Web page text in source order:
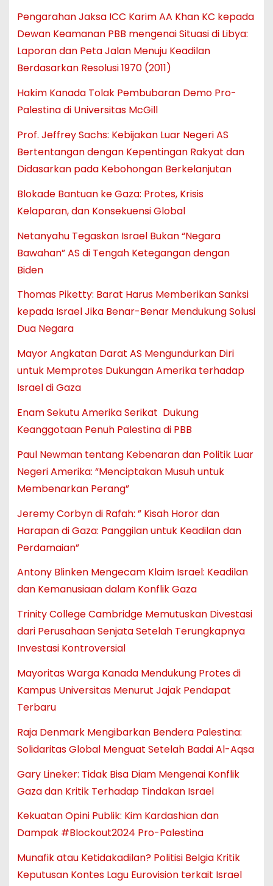
Pengarahan Jaksa ICC Karim AA Khan KC kepada
Dewan Keamanan PBB mengenai Situasi di Libya:
Laporan dan Peta Jalan Menuju Keadilan
Berdasarkan Resolusi 1970 (2011)
Hakim Kanada Tolak Pembubaran Demo Pro-
Palestina di Universitas McGill
Prof. Jeffrey Sachs: Kebijakan Luar Negeri AS
Bertentangan dengan Kepentingan Rakyat dan
Didasarkan pada Kebohongan Berkelanjutan
Blokade Bantuan ke Gaza: Protes, Krisis
Kelaparan, dan Konsekuensi Global
Netanyahu Tegaskan Israel Bukan “Negara
Bawahan” AS di Tengah Ketegangan dengan
Biden
Thomas Piketty: Barat Harus Memberikan Sanksi
kepada Israel Jika Benar-Benar Mendukung Solusi
Dua Negara
Mayor Angkatan Darat AS Mengundurkan Diri
untuk Memprotes Dukungan Amerika terhadap
Israel di Gaza
Enam Sekutu Amerika Serikat Dukung
Keanggotaan Penuh Palestina di PBB
Paul Newman tentang Kebenaran dan Politik Luar
Negeri Amerika: “Menciptakan Musuh untuk
Membenarkan Perang”
Jeremy Corbyn di Rafah: ” Kisah Horor dan
Harapan di Gaza: Panggilan untuk Keadilan dan
Perdamaian”
Antony Blinken Mengecam Klaim Israel: Keadilan
dan Kemanusiaan dalam Konflik Gaza
Trinity College Cambridge Memutuskan Divestasi
dari Perusahaan Senjata Setelah Terungkapnya
Investasi Kontroversial
Mayoritas Warga Kanada Mendukung Protes di
Kampus Universitas Menurut Jajak Pendapat
Terbaru
Raja Denmark Mengibarkan Bendera Palestina:
Solidaritas Global Menguat Setelah Badai Al-Aqsa
Gary Lineker: Tidak Bisa Diam Mengenai Konflik
Gaza dan Kritik Terhadap Tindakan Israel
Kekuatan Opini Publik: Kim Kardashian dan
Dampak #Blockout2024 Pro-Palestina
Munafik atau Ketidakadilan? Politisi Belgia Kritik
Keputusan Kontes Lagu Eurovision terkait Israel